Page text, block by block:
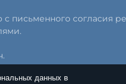
данных в
письменного согласия